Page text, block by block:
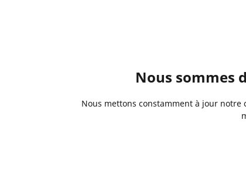
Nous sommes
Nous mettons constamment à jour